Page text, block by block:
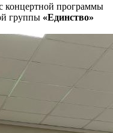
концертной программы
группы «Единство»